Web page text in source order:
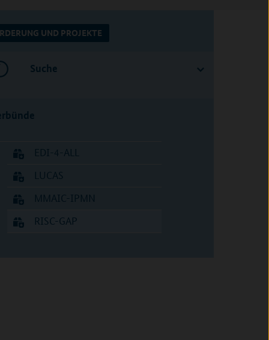
UND PROJEKTE
Suche
EDI-4-ALL
LUCAS
MMAIC-IPMN
RISC-GAP